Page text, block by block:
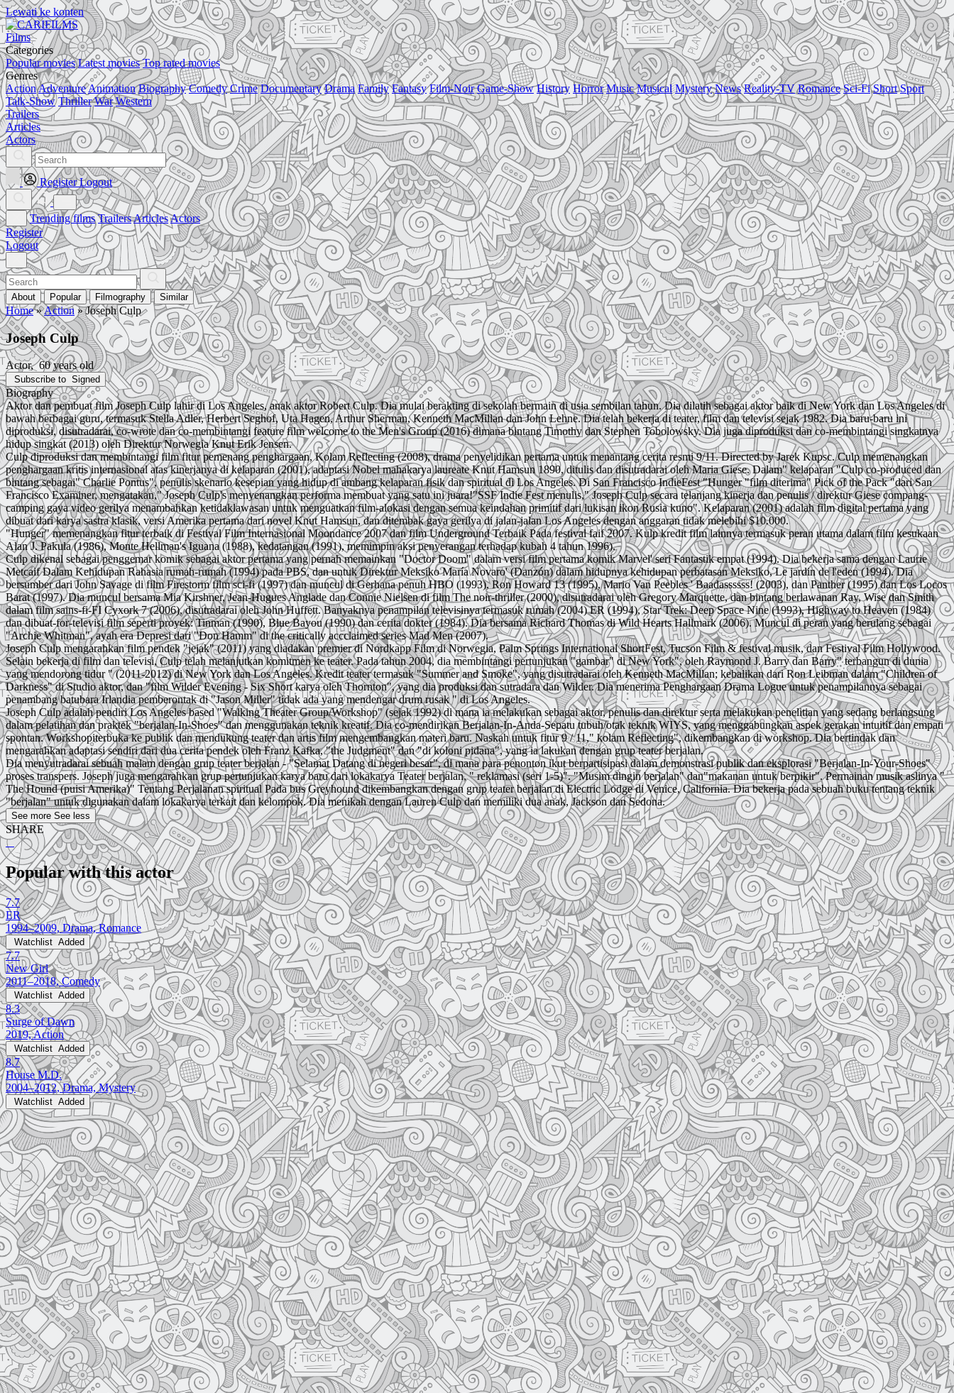
Lewati ke konten
Films
Categories
Popular movies Latest movies Top rated movies
Genres
ActionAdventureAnimation Biography Comedy Crime Documentary Drama Family Fantasy Film-Noir Game-Show History Horror Music Musical Mystery News Reality-TV Romance Sci-Fi Short Sport
Talk-Show Thriller War Western
Trailers
Articles
Actors
Register Logout
Trending films TrailersArticlesActors
Register
Logout
About Popular Filmography Similar
Home»Action »Joseph Culp
Joseph Culp
Actor, 60 years old
Subscribe to Signed
Biography
Aktor dan pembuat film Joseph Culp lahir di Los Angeles, anak aktor Robert Culp. Dia mulai berakting di sekolah bermain di usia sembilan tahun. Dia dilatih sebagai aktor baik di New York dan Los Angeles di
bawah berbagai guru, termasuk Stella Adler, Herbert Seghof, Uta Hagen, Arthur Sherman, Kenneth MacMillan dan John Lehne. Dia telah bekerja di teater, film dan televisi sejak 1982. Dia baru-baru ini
diproduksi, disutradarai, co-wrote dan co-membintangi feature film welcome to the Men's Group (2016) dimana bintang Timothy dan Stephen Tobolowsky. Dia juga diproduksi dan co-membintangi singkatnya
hidup singkat (2013) oleh Direktur Norwegia Knut Erik Jensen.
Culp diproduksi dan membintangi film fitur pemenang penghargaan, Kolam Reflecting (2008), drama penyelidikan pertama untuk menantang cerita resmi 9/11. Directed by Jarek Kupsc. Culp memenangkan
penghargaan kritis internasional atas kinerjanya di kelaparan (2001), adaptasi Nobel mahakarya laureate Knut Hamsun 1890, ditulis dan disutradarai oleh Maria Giese. Dalam" kelaparan "Culp co-produced dan
bintang sebagai" Charlie Pontus", penulis skenario kesepian yang hidup di ambang kelaparan fisik dan spiritual di Los Angeles. Di San Francisco IndieFest "Hunger "film diterima" Pick of the Pack "dari San
Francisco Examiner, mengatakan," Joseph Culp's menyenangkan performa membuat yang satu ini juara!"SSF Indie Fest menulis," Joseph Culp secara telanjang kinerja dan penulis / direktur Giese compang-
camping gaya video gerilya menambahkan ketidaklawasan untuk menguatkan film-alokasi dengan semua keindahan primitif dari lukisan ikon Rusia kuno". Kelaparan (2001) adalah film digital pertama yang
dibuat dari karya sastra klasik, versi Amerika pertama dari novel Knut Hamsun, dan ditembak gaya gerilya di jalan-jalan Los Angeles dengan anggaran tidak melebihi $10.000.
"Hunger" memenangkan fitur terbaik di Festival Film Internasional Moondance 2007 dan film Underground Terbaik Pada festival faif 2007. Kulp kredit film lainnya termasuk peran utama dalam film kesukaan
Alan J. Pakula (1986), Monte Hellman's Iguana (1988), kedatangan (1991), memimpin aksi penyerangan terhadap kubah 4 tahun 1996).
Culp dikenal sebagai penggemar komik sebagai aktor pertama yang pernah memainkan "Doctor Doom" dalam versi film pertama komik Marvel' seri Fantastik empat (1994). Dia bekerja sama dengan Laurie
Metcaif Dalam Kehidupan Rahasia rumah-rumah (1994) pada PBS, dan untuk Direktur Meksiko María Novaro' (Danzón) dalam hidupnya kehidupan perbatasan Meksiko, Le jardin de l'eden (1994). Dia
bersumber dari John Savage di film Firestorm film sci-fi (1997) dan muncul di Gerhana penuh HBO (1993), Ron Howard 13 (1995), Mario Van Peebles ' Baadassssss! (2003), dan Panther (1995) dan Los Locos
Barat (1997). Dia muncul bersama Mia Kirshner, Jean-Hugues Anglade dan Connie Nielsen di film The noir-thriller (2000), disutradarai oleh Gregory Marquette, dan bintang berlawanan Ray, Wise dan Smith
dalam film sains-fi-FI Cyxork 7 (2006), disutradarai oleh John Huffett. Banyaknya penampilan televisinya termasuk rumah (2004) ER (1994), Star Trek: Deep Space Nine (1993), Highway to Heaven (1984)
dan dibuat-for-televisi film seperti proyek: Tinman (1990), Blue Bayou (1990) dan cerita dokter (1984). Dia bersama Richard Thomas di Wild Hearts Hallmark (2006). Muncul di peran yang berulang sebagai
"Archie Whitman", ayah era Depresi dari "Don Hamm" di the critically accclaimed series Mad Men (2007).
Joseph Culp mengarahkan film pendek "jejak" (2011) yang diadakan premier di Nordkapp Film di Norwegia, Palm Springs International ShortFest, Tucson Film & festival musik, dan Festival Film Hollywood.
Selain bekerja di film dan televisi, Culp telah melanjutkan komitmen ke teater. Pada tahun 2004, dia membintangi pertunjukan "gambar" di New York", oleh Raymond J. Barry dan Barry" terbangun di dunia
yang mendorong tidur " (2011-2012) di New York dan Los Angeles. Kredit teater termasuk "Summer and Smoke", yang disutradarai oleh Kenneth MacMillan; kebalikan dari Ron Leibman dalam "Children of
Darkness" di Studio aktor, dan "film Wilder Evening - Six Short karya oleh Thornton", yang dia produksi dan sutradara dan Wilder. Dia menerima Penghargaan Drama Logue untuk penampilannya sebagai
penambang batubara Irlandia pemberontak di "Jason Miller" tidak ada yang mendengar drum rusak " di Los Angeles.
Joseph Culp adalah pendiri Los Angeles based "Walking Theater Group/Workshop" (sejak 1992) di mana ia melakukan sebagai aktor, penulis dan direktur serta melakukan penelitian yang sedang berlangsung
dalam pelatihan dan praktek "berjalan-In-Shoes" dan menggunakan teknik kreatif. Dia co-mendirikan Berjalan-In-Anda-Sepatu tubuh/otak teknik WIYS, yang menggabungkan aspek gerakan intuitif dan empati
spontan. Workshopiterbuka ke publik dan mendukung teater dan artis film mengembangkan materi baru. Naskah untuk fitur 9 / 11," kolam Reflecting", dikembangkan di workshop. Dia bertindak dan
mengarahkan adaptasi sendiri dari dua cerita pendek oleh Franz Kafka, "the Judgment" dan "di koloni pidana", yang ia lakukan dengan grup teater berjalan.
Dia menyutradarai sebuah malam dengan grup teater berjalan - "Selamat Datang di negeri besar", di mana para penonton ikut berpartisipasi dalam demonstrasi publik dan eksplorasi "Berjalan-In-Your-Shoes"
proses transpers. Joseph juga mengarahkan grup pertunjukan karya baru dari lokakarya Teater berjalan, " reklamasi (seri 1-5)". "Musim dingin berjalan" dan"makanan untuk berpikir". Permainan musik aslinya "
The Hound (puisi Amerika)" Tentang Perjalanan spiritual Pada bus Greyhound dikembangkan dengan grup teater berjalan di Electric Lodge di Venice, California. Dia bekerja pada sebuah buku tentang teknik
"berjalan" untuk digunakan dalam lokakarya terkait dan kelompok. Dia menikah dengan Lauren Culp dan memiliki dua anak, Jackson dan Sedona.
See more See less
SHARE
Popular with this actor
7.7
ER
1994–2009, Drama, Romance
Watchlist Added
7.7
New Girl
2011–2018, Comedy
Watchlist Added
8.3
Surge of Dawn
2019, Action
Watchlist Added
8.7
House M.D.
2004–2012, Drama, Mystery
Watchlist Added